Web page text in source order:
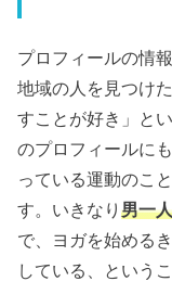
プロフィールの情
地域の人を見つけ
すことが好き」と
のプロフィールに
っている運動のこ
す。いきなり男一
で、ヨガを始める
している、という